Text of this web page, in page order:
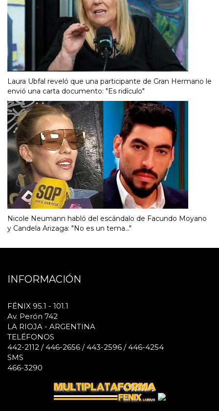
Laura Ubfal reveló que una participante de Gran Hermano le
envió una carta documento: "Es ridículo"
Nicole Neumann habló del escándalo de Facundo Moyano
y Candela Arizaga: "No es un tema..."
INFORMACIÓN
FÉNIX 95.1 - 101.1
Av. Perón 742
LA RIOJA - ARGENTINA
TELÉFONOS
442-2112 / 446-2656 / 443-2596 / 446-4254
SMS
466-3290